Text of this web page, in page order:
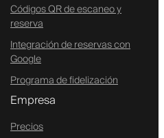
Códigos QR de escaneo y
reserva
Integración de reservas con
Google
Programa de fidelización
Empresa
Precios